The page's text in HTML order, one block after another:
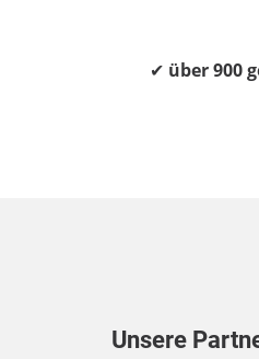
✔ über 900
Unsere